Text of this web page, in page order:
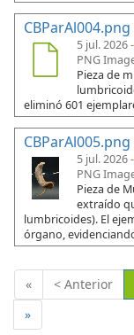
CBParAl004.png
5 jul. 2026 -
PNG
Pieza de
eliminó 601
CBParAl005.png
5 jul. 2026 -
PNG
Pieza de
extraído
lumbricoides). El
órgano,
« < Anterior
»